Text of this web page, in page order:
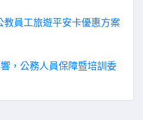
教員工旅遊平安卡優惠方案
，公務人員保障暨培訓委